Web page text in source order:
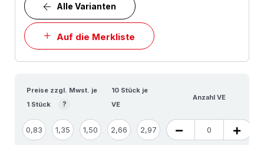
Auf die Merkliste
Alle Varianten
Preise zzgl. Mwst. je
1 Stück
?
10 Stück je
VE
Anzahl VE
0,83 1,35 1,50 2,66 2,97